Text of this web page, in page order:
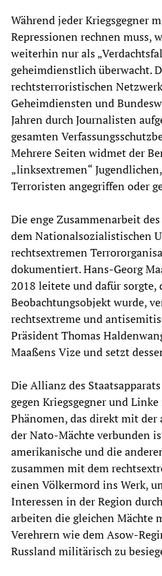
Während jeder Kriegsgegner
Repressionen rechnen muss,
weiterhin nur als
geheimdienstlich überwacht.
rechtsterroristischen
Geheimdiensten und
Jahren durch Journalisten
gesamten
Mehrere Seiten widmet der
„linksextremen“
Terroristen angegriffen oder
Die enge Zusammenarbeit
dem Nationalsozialistischen
rechtsextremen
dokumentiert. Hans-Georg
2018 leitete und dafür sorgte,
Beobachtungsobjekt wurde,
rechtsextreme und
Präsident Thomas
Maaßens Vize und setzt
Die Allianz des
gegen Kriegsgegner und
Phänomen, das direkt mit der
der Nato-Mächte verbunden
amerikanische und die
zusammen mit dem
einen Völkermord ins Werk,
Interessen in der Region
arbeiten die gleichen
Verehrern wie dem Asow-
Russland militärisch zu